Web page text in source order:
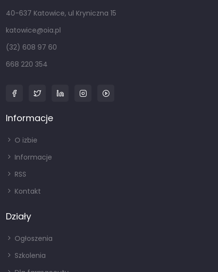
40-637 Katowice, ul Kryniczna 15
katowice@oia.pl
(32) 608 97 60
668 220 354
Informacje
O izbie
Informacje
RSS
Kontakt
Działy
Ogłoszenia
Szkolenia